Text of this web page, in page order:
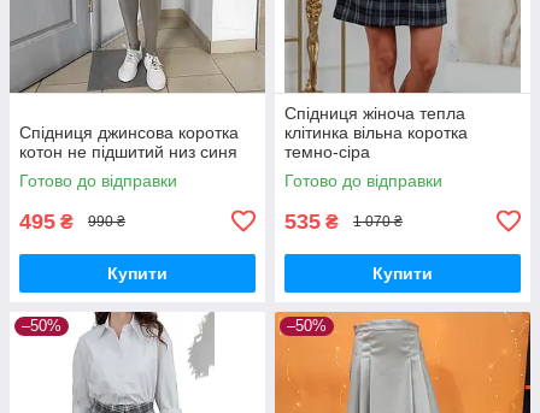
Спідниця джинсова коротка
котон не підшитий низ синя
Готово до відправки
495 ₴ 990 ₴
Купити
Спідниця жіноча тепла
клітинка вільна коротка
темно-сіра
Готово до відправки
535 ₴ 1 070 ₴
Купити
–50% –50%